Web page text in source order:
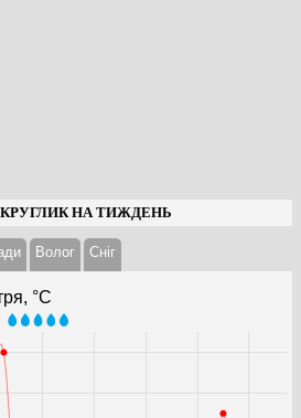
НА ТИЖДЕНЬ
Волог Cніг
°С